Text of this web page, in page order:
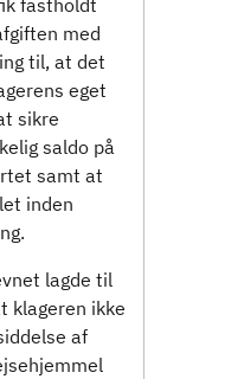
fastholdt
med
til, at det
eget
sikre
saldo på
samt at
inden
lagde til
klageren ikke
af